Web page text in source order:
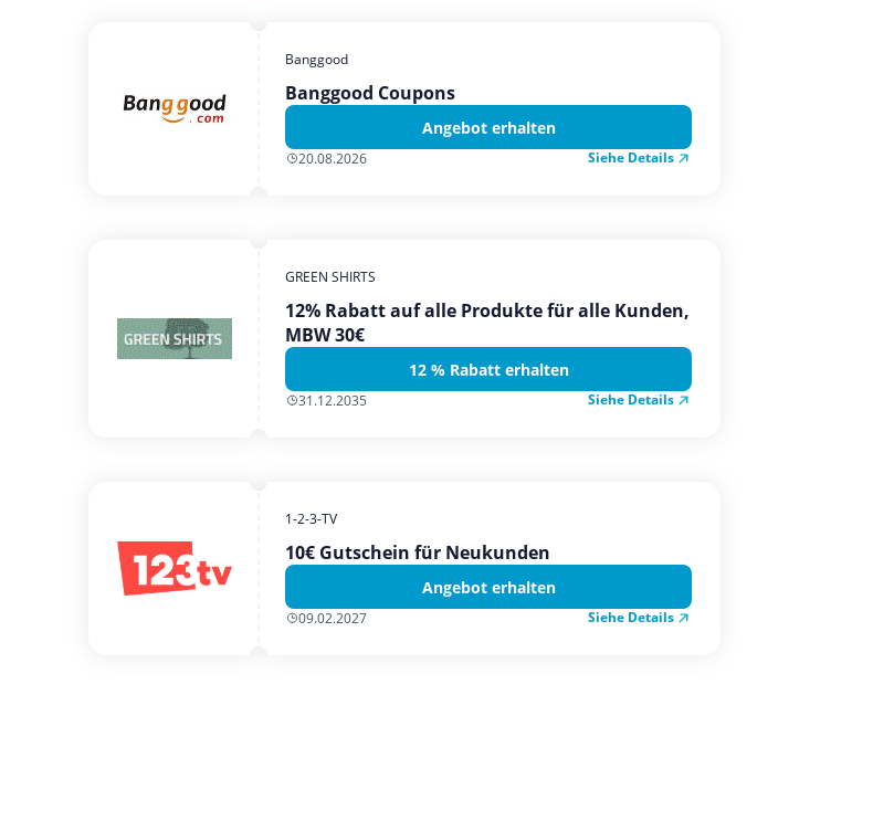
Banggood
Banggood Coupons
Angebot erhalten
20.08.2026 Siehe Details
GREEN SHIRTS
12% Rabatt auf alle Produkte für alle Kunden,
MBW 30€
12 % Rabatt erhalten
31.12.2035 Siehe Details
1-2-3-TV
10€ Gutschein für Neukunden
Angebot erhalten
09.02.2027 Siehe Details